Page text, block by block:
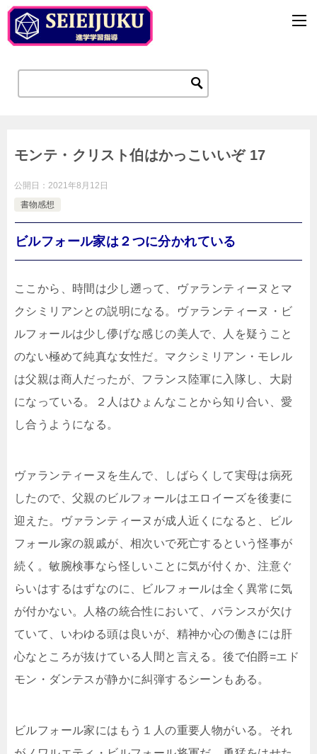
モンテ・クリスト伯はかっこいいぞ 17
公開日： 2021年8月12日
書物感想
ビルフォール家は２つに分かれている
ここから、時間は少し遡って、ヴァランティーヌとマ
クシミリアンとの説明になる。ヴァランティーヌ・ビ
ルフォールは少し儚げな感じの美人で、人を疑うこと
のない極めて純真な女性だ。マクシミリアン・モレル
は父親は商人だったが、フランス陸軍に入隊し、大尉
になっている。２人はひょんなことから知り合い、愛
し合うようになる。
ヴァランティーヌを生んで、しばらくして実母は病死
したので、父親のビルフォールはエロイーズを後妻に
迎えた。ヴァランティーヌが成人近くになると、ビル
フォール家の親戚が、相次いで死亡するという怪事が
続く。敏腕検事なら怪しいことに気が付くか、注意ぐ
らいはするはずなのに、ビルフォールは全く異常に気
が付かない。人格の統合性において、バランスが欠け
ていて、いわゆる頭は良いが、精神か心の働きには肝
心なところが抜けている人間と言える。後で伯爵=エド
モン・ダンテスが静かに糾弾するシーンもある。
ビルフォール家にはもう１人の重要人物がいる。それ